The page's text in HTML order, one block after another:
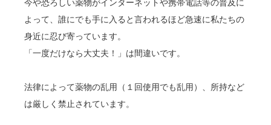
今や恐ろしい薬物がインターネットや携帯電話等の普及に
よって、誰にでも手に入ると言われるほど急速に私たちの
身近に忍び寄っています。
「一度だけなら大丈夫！」は間違いです。
法律によって薬物の乱用（１回使用でも乱用）、所持など
は厳しく禁止されています。